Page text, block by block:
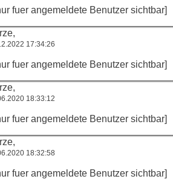
fuer angemeldete Benutzer sichtbar]
17:34:26
fuer angemeldete Benutzer sichtbar]
18:33:12
fuer angemeldete Benutzer sichtbar]
18:32:58
fuer angemeldete Benutzer sichtbar]